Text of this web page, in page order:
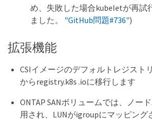
め、失敗した場合kubeletが再試
ました。 "GitHub問題#736")
拡張機能
CSIイメージのデフォルトレジスト
からregistry.k8s .ioに移行します
ONTAP SANボリュームでは、ノー
用され、LUNがigroupにマッピング